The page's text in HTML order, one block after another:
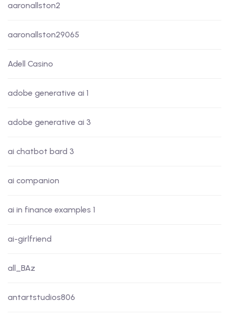
aaronallston2
aaronallston29065
Adell Casino
adobe generative ai 1
adobe generative ai 3
ai chatbot bard 3
ai companion
ai in finance examples 1
ai-girlfriend
all_BAz
antartstudios806